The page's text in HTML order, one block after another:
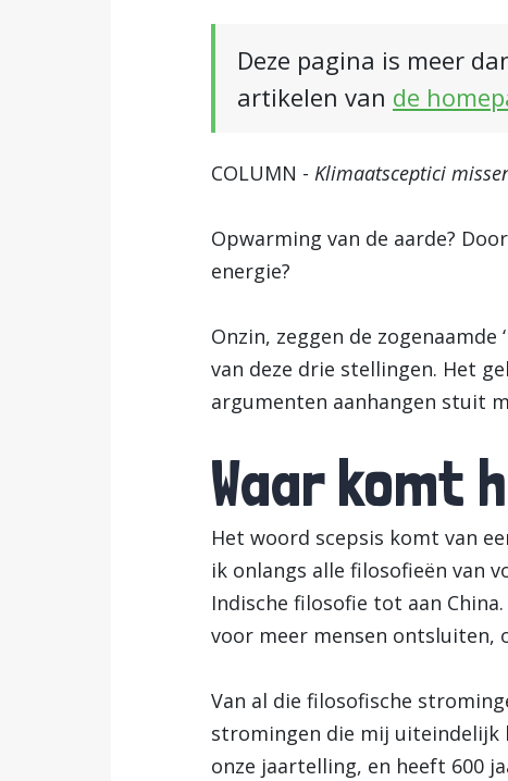
Deze pagina is meer
artikelen van de
COLUMN - Klimaatsceptici
Opwarming van de aarde?
energie?
Onzin, zeggen de
van deze drie stellingen. Het
argumenten aanhangen stuit
Waar komt
Het woord scepsis komt van
ik onlangs alle filosofieën van
Indische filosofie tot aan
voor meer mensen ontsluiten,
Van al die filosofische
stromingen die mij uiteindelijk
onze jaartelling, en heeft 600